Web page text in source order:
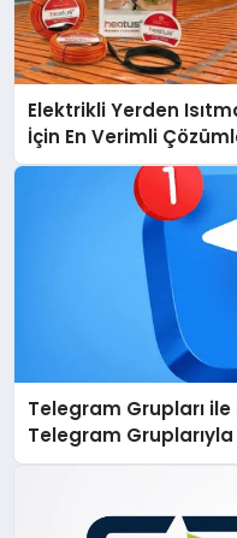
Elektrikli Yerden
İçin En Verimli
Telegram Grupları ile
Telegram